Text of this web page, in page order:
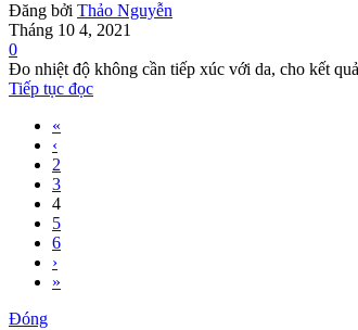
Đăng bởi Thảo Nguyễn
Tháng 10 4, 2021
0
Đo nhiệt độ không cần tiếp xúc với da, cho kết
Tiếp tục đọc
«
‹
2
3
4
5
6
›
»
Đóng